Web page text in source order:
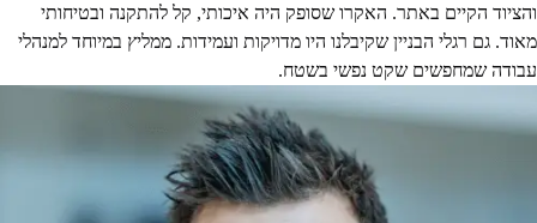
והציוד הקיים באתר. האקרו שסופק היה איכותי, קל להתקנה ובטיחותי
מאוד. גם רגלי הבניין שקיבלנו היו מדויקות ועמידות. ממליץ במיוחד למנהלי
עבודה שמחפשים שקט נפשי בשטח.